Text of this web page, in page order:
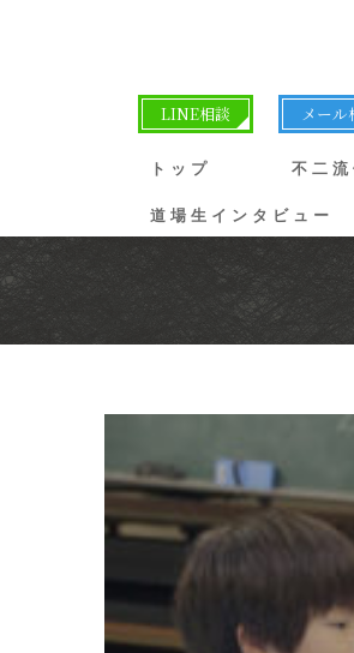
LINE相談 メール
トップ 不二
道場生インタビュー